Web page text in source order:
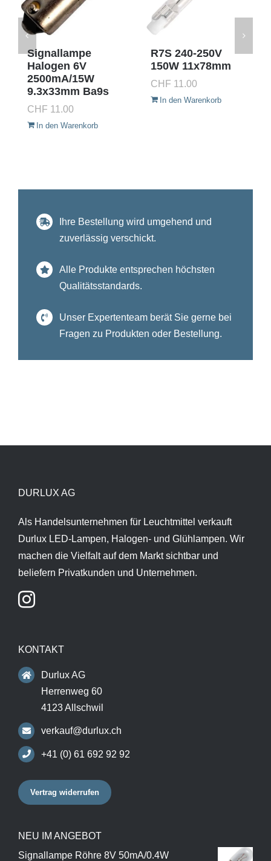
Signallampe
Halogen 6V
2500mA/15W
9.3x33mm Ba9s
CHF 11.00
In den Warenkorb
R7S 240-250V
150W 11x78mm
CHF 11.00
In den Warenkorb
Ihre Bestellung wird umgehend und
zuverlässig verschickt.
Alle Produkte entsprechen höchsten
Qualitätsstandards.
Unser Expertenteam berät Sie gerne bei
Fragen zu Produkten oder Bestellung.
DURLUX AG
Als Handelsunternehmen für Leuchtmittel verkauft
Durlux LED-Lampen, Halogen- und Glühlampen. Wir
machen die Vielfalt auf dem Markt sichtbar und
beliefern Privatkunden und Unternehmen.
KONTAKT
Durlux AG
Herrenweg 60
4123 Allschwil
verkauf@durlux.ch
+41 (0) 61 692 92 92
Vertrag widerrufen
NEU IM ANGEBOT
Signallampe Röhre 8V 50mA/0.4W